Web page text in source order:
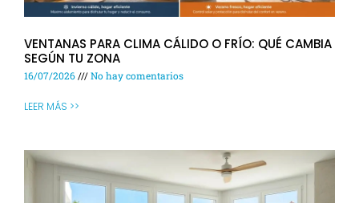
VENTANAS PARA CLIMA CÁLIDO O FRÍO: QUÉ CAMBIA
SEGÚN TU ZONA
16/07/2026 No hay comentarios
LEER MÁS >>